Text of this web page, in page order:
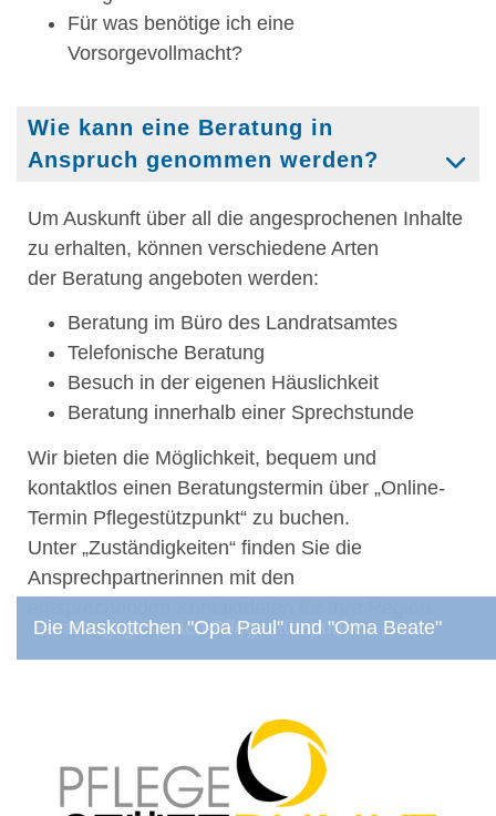
Beratungsgespräch Pflegestützpunkt
Die Maskottchen "Opa Paul" und "Oma Beate"
Für was benötige ich eine
Vorsorgevollmacht?
Wie kann eine Beratung in
Anspruch genommen werden?
Um Auskunft über all die angesprochenen Inhalte
zu erhalten, können verschiedene Arten
der Beratung angeboten werden:
Beratung im Büro des Landratsamtes
Telefonische Beratung
Besuch in der eigenen Häuslichkeit
Beratung innerhalb einer Sprechstunde
Wir bieten die Möglichkeit, bequem und
kontaktlos einen Beratungstermin über „Online-
Termin Pflegestützpunkt“ zu buchen.
Unter „Zuständigkeiten“ finden Sie die
Ansprechpartnerinnen mit den